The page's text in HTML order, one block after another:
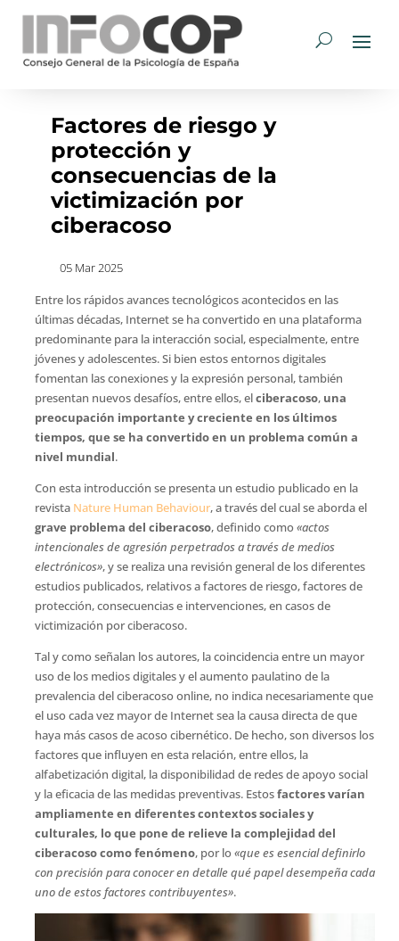
Factores de riesgo y
protección y
consecuencias de la
victimización por
ciberacoso
05 Mar 2025
Entre los rápidos avances tecnológicos acontecidos en las
últimas décadas, Internet se ha convertido en una plataforma
predominante para la interacción social, especialmente, entre
jóvenes y adolescentes. Si bien estos entornos digitales
fomentan las conexiones y la expresión personal, también
presentan nuevos desafíos, entre ellos, elciberacoso, una
preocupación importante y creciente en los últimos
tiempos, que se ha convertido en un problema común a
nivel mundial.
Con esta introducción se presenta un estudio publicado en la
revista Nature Human Behaviour, a través del cual se aborda el
grave problema del ciberacoso, definido como«actos
intencionales de agresión perpetrados a través de medios
electrónicos», y se realiza una revisión general de los diferentes
estudios publicados, relativos a factores de riesgo, factores de
protección, consecuencias e intervenciones, en casos de
victimización por ciberacoso.
Tal y como señalan los autores, la coincidencia entre un mayor
uso de los medios digitales y el aumento paulatino de la
prevalencia del ciberacoso online, no indica necesariamente que
el uso cada vez mayor de Internet sea la causa directa de que
haya más casos de acoso cibernético. De hecho, son diversos los
factores que influyen en esta relación, entre ellos, la
alfabetización digital, la disponibilidad de redes de apoyo social
y la eficacia de las medidas preventivas. Estosfactores varían
ampliamente en diferentes contextos sociales y
culturales, lo que pone de relieve la complejidad del
ciberacoso como fenómeno, por lo«que es esencial definirlo
con precisión para conocer en detalle qué papel desempeña cada
uno de estos factores contribuyentes».